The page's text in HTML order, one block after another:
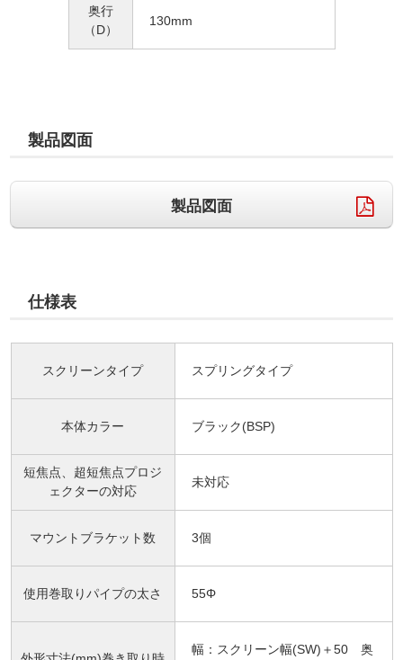
奥行
（D）
130mm
製品図面
製品図面
仕様表
スクリーンタイプ スプリングタイプ
本体カラー ブラック(BSP)
短焦点、超短焦点プロジ
ェクターの対応
未対応
マウントブラケット数 3個
使用巻取りパイプの太さ 55Φ
幅：スクリーン幅(SW)＋50 奥